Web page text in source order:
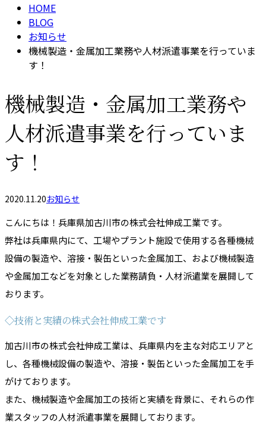
HOME
BLOG
お知らせ
機械製造・金属加工業務や人材派遣事業を行っていま
す！
機械製造・金属加工業務や
人材派遣事業を行っていま
す！
2020.11.20お知らせ
こんにちは！兵庫県加古川市の株式会社伸成工業です。
弊社は兵庫県内にて、工場やプラント施設で使用する各種機械
設備の製造や、溶接・製缶といった金属加工、および機械製造
や金属加工などを対象とした業務請負・人材派遣業を展開して
おります。
◇技術と実績の株式会社伸成工業です
加古川市の株式会社伸成工業は、兵庫県内を主な対応エリアと
し、各種機械設備の製造や、溶接・製缶といった金属加工を手
がけております。
また、機械製造や金属加工の技術と実績を背景に、それらの作
業スタッフの人材派遣事業を展開しております。